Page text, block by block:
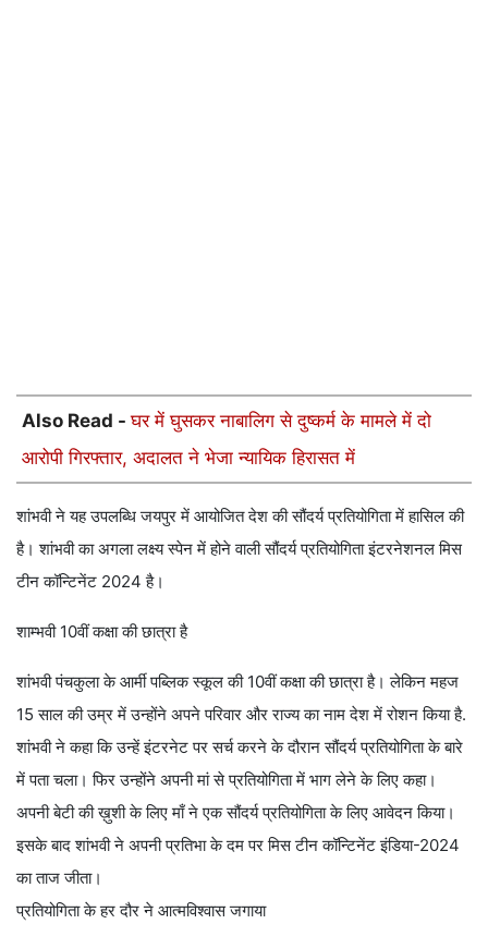
Also Read -घर में घुसकर नाबालिग से दुष्कर्म के मामले में दो
आरोपी गिरफ्तार, अदालत ने भेजा न्यायिक हिरासत में
शांभवी ने यह उपलब्धि जयपुर में आयोजित देश की सौंदर्य प्रतियोगिता में हासिल की
है। शांभवी का अगला लक्ष्य स्पेन में होने वाली सौंदर्य प्रतियोगिता इंटरनेशनल मिस
टीन कॉन्टिनेंट 2024 है।
शाम्भवी 10वीं कक्षा की छात्रा है
शांभवी पंचकुला के आर्मी पब्लिक स्कूल की 10वीं कक्षा की छात्रा है। लेकिन महज
15 साल की उम्र में उन्होंने अपने परिवार और राज्य का नाम देश में रोशन किया है.
शांभवी ने कहा कि उन्हें इंटरनेट पर सर्च करने के दौरान सौंदर्य प्रतियोगिता के बारे
में पता चला। फिर उन्होंने अपनी मां से प्रतियोगिता में भाग लेने के लिए कहा।
अपनी बेटी की ख़ुशी के लिए माँ ने एक सौंदर्य प्रतियोगिता के लिए आवेदन किया।
इसके बाद शांभवी ने अपनी प्रतिभा के दम पर मिस टीन कॉन्टिनेंट इंडिया-2024
का ताज जीता।
प्रतियोगिता के हर दौर ने आत्मविश्वास जगाया